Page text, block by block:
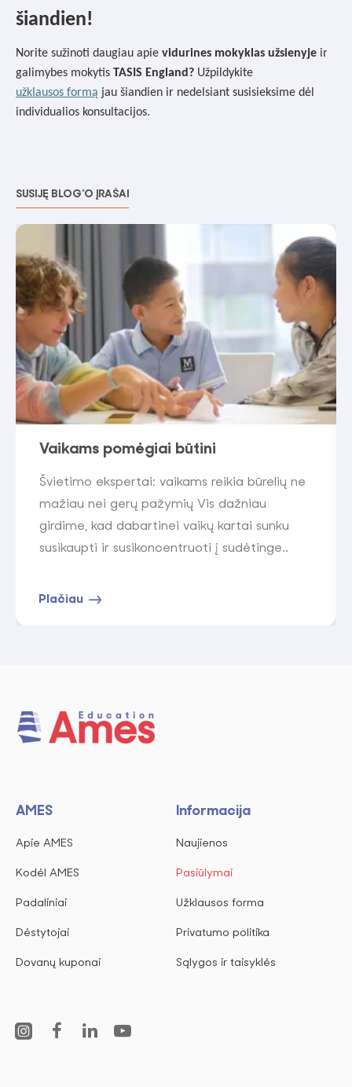
šiandien!
Norite sužinoti daugiau apie vidurines mokyklas užsienyje ir
galimybes mokytis TASIS England? Užpildykite
užklausos formą jau šiandien ir nedelsiant susisieksime dėl
individualios konsultacijos.
SUSIJĘ BLOG'O ĮRAŠAI
Vaikams pomėgiai būtini
Švietimo ekspertai: vaikams reikia būrelių ne
mažiau nei gerų pažymių Vis dažniau
girdime, kad dabartinei vaikų kartai sunku
susikaupti ir susikoncentruoti į sudėtinge..
Plačiau
AMES
Apie AMES
Kodėl AMES
Padaliniai
Dėstytojai
Dovanų kuponai
Informacija
Naujienos
Pasiūlymai
Užklausos forma
Privatumo politika
Sąlygos ir taisyklės